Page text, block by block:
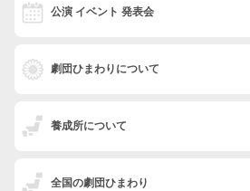
公演 イベント 発表会
劇団ひまわりについて
養成所について
全国の劇団ひまわり